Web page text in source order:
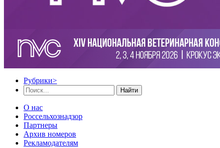
Рубрики>
Найти
О нас
Россельхознадзор
Партнеры
Архив номеров
Рекламодателям